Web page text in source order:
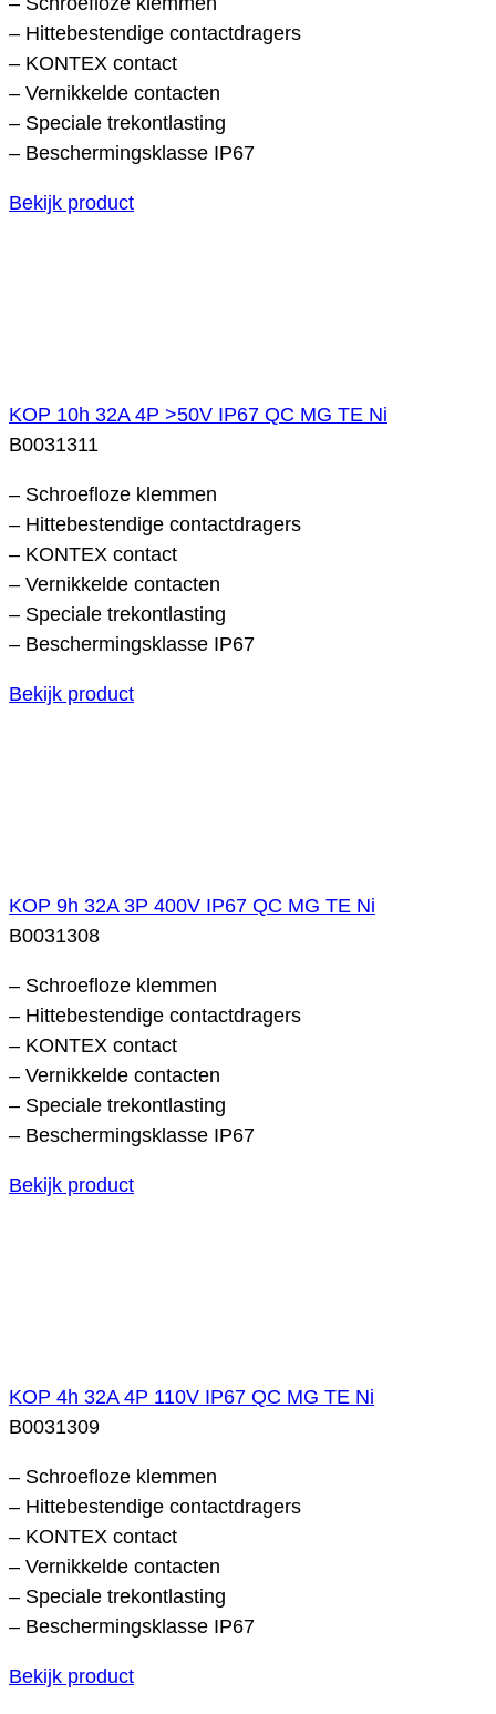
– Hittebestendige contactdragers
– KONTEX contact
– Vernikkelde contacten
– Speciale trekontlasting
– Beschermingsklasse IP67
Bekijk product
KOP 10h 32A 4P >50V IP67 QC MG TE Ni
B0031311
– Schroefloze klemmen
– Hittebestendige contactdragers
– KONTEX contact
– Vernikkelde contacten
– Speciale trekontlasting
– Beschermingsklasse IP67
Bekijk product
KOP 9h 32A 3P 400V IP67 QC MG TE Ni
B0031308
– Schroefloze klemmen
– Hittebestendige contactdragers
– KONTEX contact
– Vernikkelde contacten
– Speciale trekontlasting
– Beschermingsklasse IP67
Bekijk product
KOP 4h 32A 4P 110V IP67 QC MG TE Ni
B0031309
– Schroefloze klemmen
– Hittebestendige contactdragers
– KONTEX contact
– Vernikkelde contacten
– Speciale trekontlasting
– Beschermingsklasse IP67
Bekijk product